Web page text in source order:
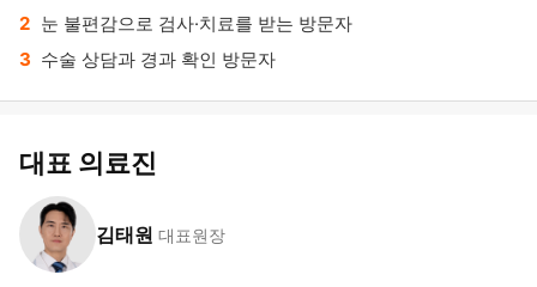
눈 불편감으로 검사·치료를 받는 방문자
수술 상담과 경과 확인 방문자
대표 의료진
김태원 대표원장